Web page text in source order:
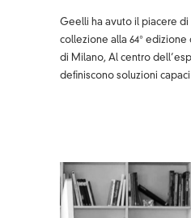
Geelli ha avuto il piacere di
collezione alla 64°
di Milano, Al centro
definiscono soluzioni